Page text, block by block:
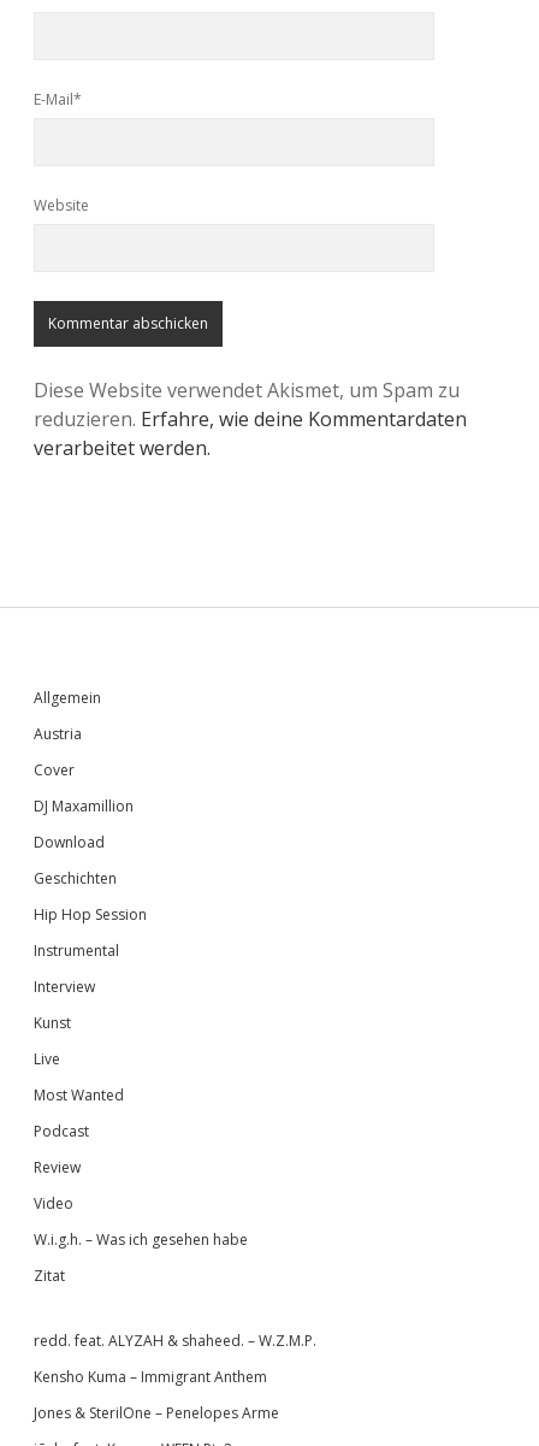
E-Mail*
Website
Diese Website verwendet Akismet, um Spam zu
reduzieren. Erfahre, wie deine Kommentardaten
verarbeitet werden.
Sidebar
Allgemein
Austria
Cover
DJ Maxamillion
Download
Geschichten
Hip Hop Session
Instrumental
Interview
Kunst
Live
Most Wanted
Podcast
Review
Video
W.i.g.h. – Was ich gesehen habe
Zitat
redd. feat. ALYZAH & shaheed. – W.Z.M.P.
Kensho Kuma – Immigrant Anthem
Jones & SterilOne – Penelopes Arme